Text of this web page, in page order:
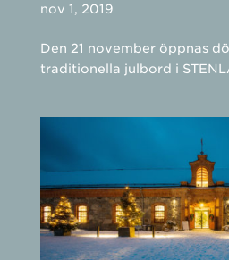
nov 1, 2019
Den 21 november öppnas
traditionella julbord i